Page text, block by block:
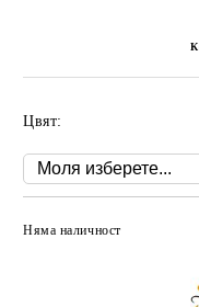
Цвят:
Няма наличност